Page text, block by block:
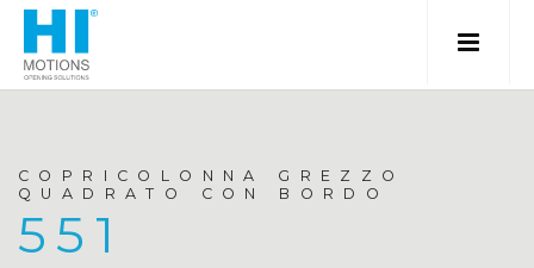
COPRICOLONNA GREZZO
QUADRATO CON BORDO
551